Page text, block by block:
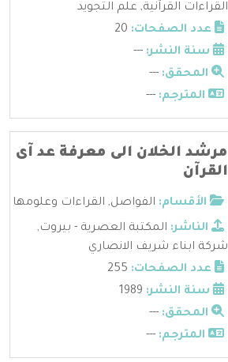
القراءات القرآنية, علم التجويد
عدد الصفحات:
سنة النشر: ---
المحقق: ---
المترجم: ---
مرشد الخلان الى معرفة عد آى
القرآن
الأقسام: الفواصل, القراءات وعلومها
الناشر: المكتبة العصرية - بيروت,
شركة ابناء شريف الانصاري
عدد الصفحات:
سنة النشر:
المحقق: ---
المترجم: ---